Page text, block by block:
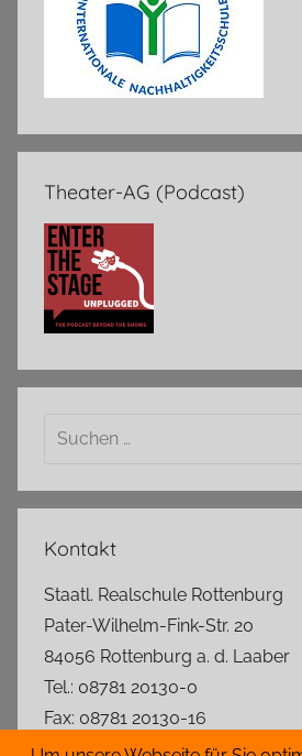
Theater-AG (Podcast)
Suchen
Kontakt
Staatl. Realschule Rottenburg
Pater-Wilhelm-Fink-Str. 20
84056 Rottenburg a. d. Laaber
Tel.: 08781 20130-0
Fax: 08781 20130-16
rs.rottenburg@t-online.de